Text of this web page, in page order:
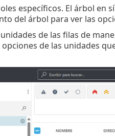
específicos. El árbol en
del árbol para ver las
de las filas de
de las unidades